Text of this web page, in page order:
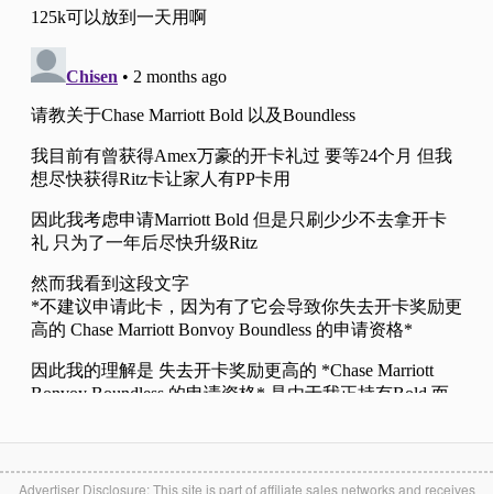
Advertiser Disclosure: This site is part of affiliate sales networks and receives